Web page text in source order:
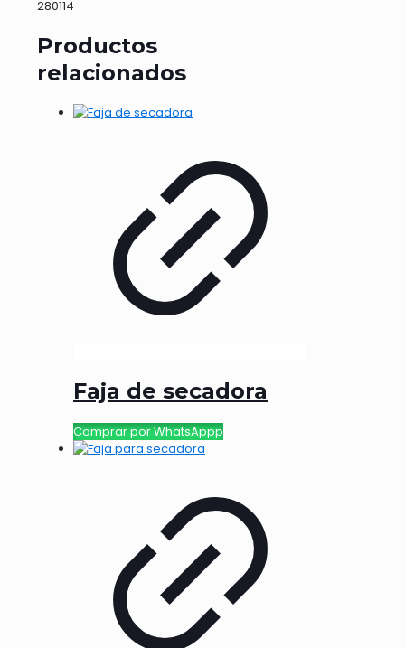
280114
Productos
relacionados
Faja de secadora
Comprar por WhatsAppp